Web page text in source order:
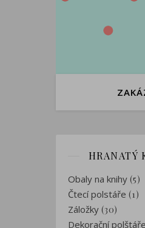
HRANATÝ
Obaly na knihy (5)
Čtecí polstáře (1)
Záložky (30)
Dekorační polštáře